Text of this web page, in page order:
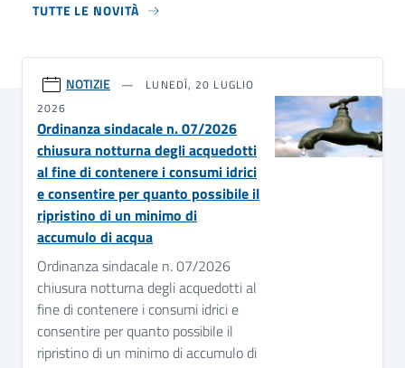
TUTTE LE NOVITÀ
NOTIZIE
LUNEDÌ, 20 LUGLIO
2026
Ordinanza sindacale n. 07/2026
chiusura notturna degli acquedotti
al fine di contenere i consumi idrici
e consentire per quanto possibile il
ripristino di un minimo di
accumulo di acqua
Ordinanza sindacale n. 07/2026
chiusura notturna degli acquedotti al
fine di contenere i consumi idrici e
consentire per quanto possibile il
ripristino di un minimo di accumulo di